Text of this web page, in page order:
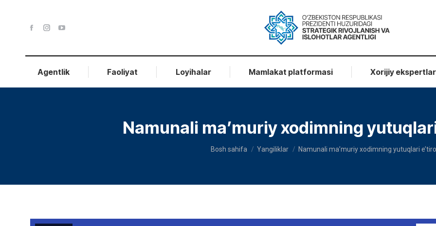
Agentlik Faoliyat Loyihalar Mamlakat platformasi Xorijiy ekspertlar
Namunali ma’muriy xodimning
You are here:
Bosh sahifa Yangiliklar Namunali ma’muriy xodimning yutuqlari